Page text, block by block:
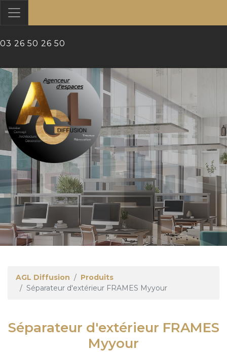
?>
03 26 50 26 50
AGL Diffusion
Produits
Séparateur d'extérieur FRAMES Myyour
Séparateur d'extérieur FRAMES
Myyour